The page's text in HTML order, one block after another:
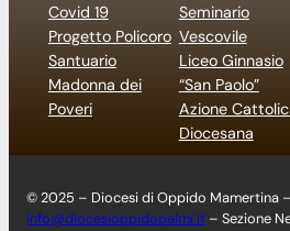
Covid 19
Progetto Policoro
Santuario
Madonna dei
Poveri
Seminario
Vescovile
Liceo Ginnasio
“San Paolo”
Azione
Diocesana
© 2025 – Diocesi di Oppido Mamertina
info@diocesioppidopalmi.it – Sezione